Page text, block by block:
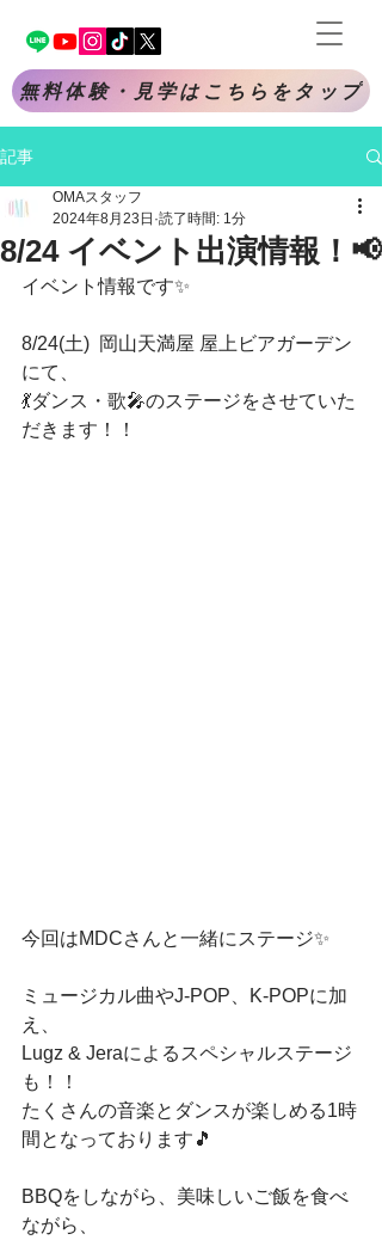
無料体験・見学はこちらをタップ
記事
8/24 イベント出演情報！📢
OMAスタッフ
2024年8月23日 読了時間: 1分
イベント情報です✨️
8/24(土)  岡山天満屋 屋上ビアガーデン
にて、
💃ダンス・歌🎤のステージをさせていた
だきます！！
今回はMDCさんと一緒にステージ✨️
ミュージカル曲やJ-POP、K-POPに加
え、
Lugz & Jeraによるスペシャルステージ
も！！
たくさんの音楽とダンスが楽しめる1時
間となっております🎵
BBQをしながら、美味しいご飯を食べ
ながら、